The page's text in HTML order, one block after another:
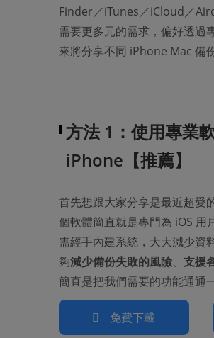
Finder／iTunes／iCloud／
需要更多元的需求，偏好透過
來將分享不同 iPhone Mac 備
方法 1：使用專業
iPhone【推薦】
首先想跟大家分享是最近超
個軟體簡直就是專門為 iOS
需經手內建系統，大大減少資
夠減少備份失敗的風險、 支援
簡直是把我們需要的功能通通
免費下載